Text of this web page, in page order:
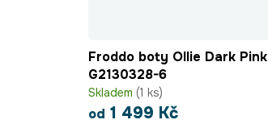
Froddo boty Ollie Dark Pink
G2130328-6
Skladem (1 ks)
od 1 499 Kč